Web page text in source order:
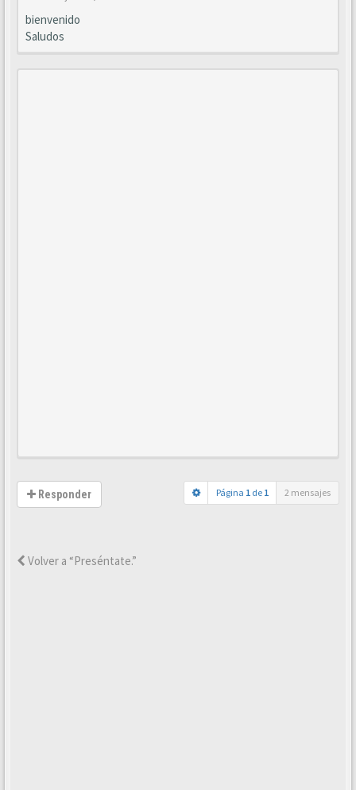
bienvenido
Saludos
Responder Página 1 de 1 2 mensajes
Volver a “Preséntate.”